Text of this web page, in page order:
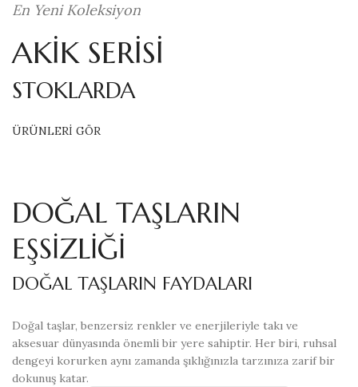
En Yeni Koleksiyon
AKİK SERİSİ
STOKLARDA
ÜRÜNLERİ GÖR
DOĞAL TAŞLARIN
EŞSİZLİĞİ
DOĞAL TAŞLARIN FAYDALARI
Doğal taşlar, benzersiz renkler ve enerjileriyle takı ve
aksesuar dünyasında önemli bir yere sahiptir. Her biri, ruhsal
dengeyi korurken aynı zamanda şıklığınızla tarzınıza zarif bir
dokunuş katar.